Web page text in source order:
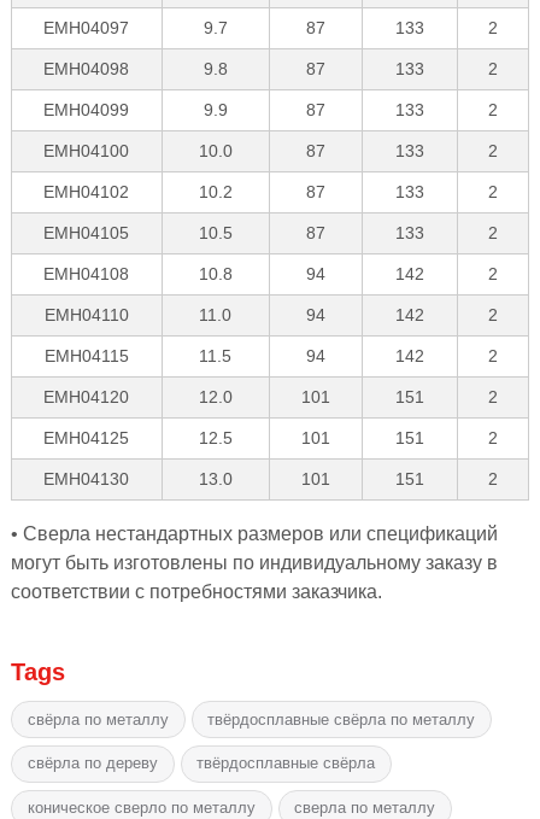
EMH04097 9.7 87 133 2
EMH04098 9.8 87 133 2
EMH04099 9.9 87 133 2
EMH04100 10.0 87 133 2
EMH04102 10.2 87 133 2
EMH04105 10.5 87 133 2
EMH04108 10.8 94 142 2
EMH04110 11.0 94 142 2
EMH04115 11.5 94 142 2
EMH04120 12.0 101 151 2
EMH04125 12.5 101 151 2
EMH04130 13.0 101 151 2
• Сверла нестандартных размеров или спецификаций
могут быть изготовлены по индивидуальному заказу в
соответствии с потребностями заказчика.
Tags
свёрла по металлу твёрдосплавные свёрла по металлу
свёрла по дереву твёрдосплавные свёрла
коническое сверло по металлу сверла по металлу